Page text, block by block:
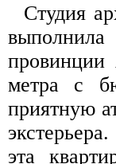
Студия
метра с
приятную
эта